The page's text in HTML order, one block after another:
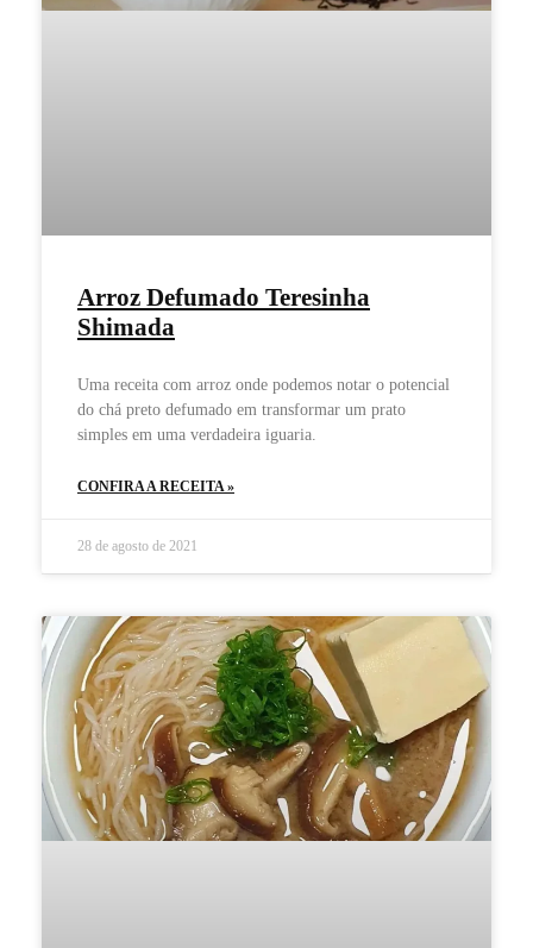
Arroz Defumado Teresinha
Shimada
Uma receita com arroz onde podemos notar o potencial
do chá preto defumado em transformar um prato
simples em uma verdadeira iguaria.
CONFIRA A RECEITA »
28 de agosto de 2021